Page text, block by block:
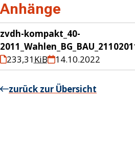
Anhänge
zvdh-kompakt_40-
233,31KiB 14.10.2022
zurück zur Übersicht